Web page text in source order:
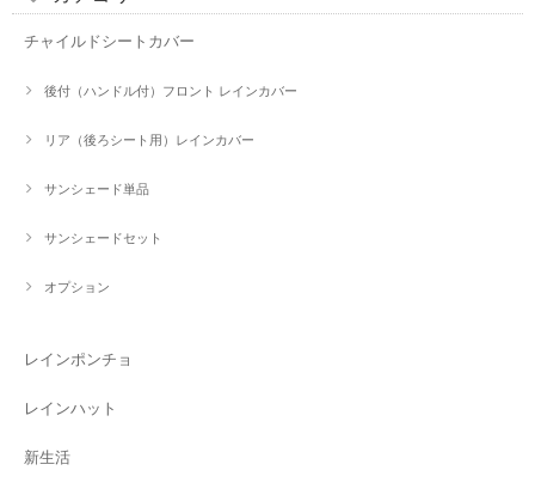
チャイルドシートカバー
後付（ハンドル付）フロント レインカバー
リア（後ろシート用）レインカバー
サンシェード単品
サンシェードセット
オプション
レインポンチョ
レインハット
新生活